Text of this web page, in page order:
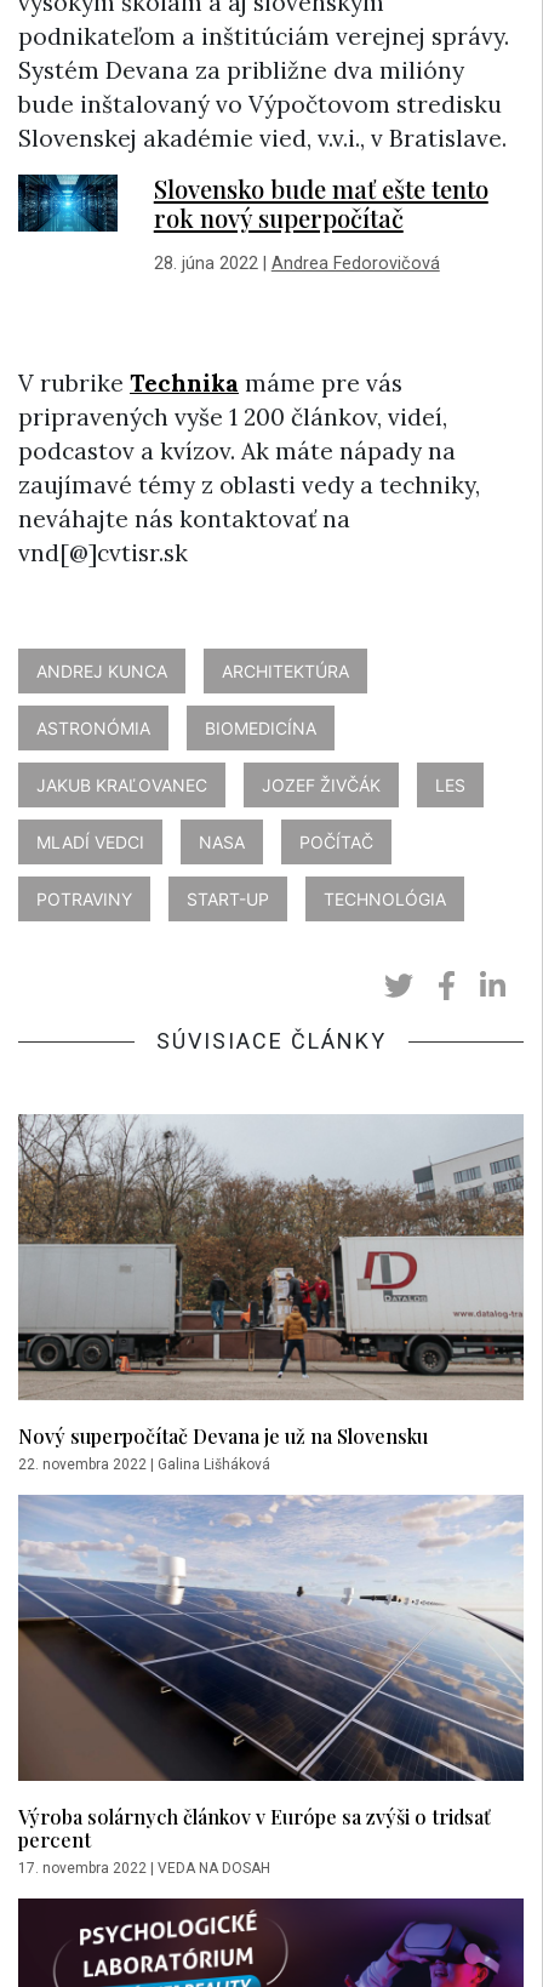
podnikateľom a inštitúciám verejnej správy.
Systém Devana za približne dva milióny
bude inštalovaný vo Výpočtovom stredisku
Slovenskej akadémie vied, v.v.i., v Bratislave.
Slovensko bude mať ešte tento
rok nový superpočítač
28. júna 2022| Andrea Fedorovičová
V rubrike Technika máme pre vás
pripravených vyše 1 200 článkov, videí,
podcastov a kvízov. Ak máte nápady na
zaujímavé témy z oblasti vedy a techniky,
neváhajte nás kontaktovať na
vnd[@]cvtisr.sk
ANDREJ KUNCA ARCHITEKTÚRA
ASTRONÓMIA BIOMEDICÍNA
JAKUB KRAĽOVANEC JOZEF ŽIVČÁK LES
MLADÍ VEDCI NASA POČÍTAČ
POTRAVINY START-UP TECHNOLÓGIA
SÚVISIACE ČLÁNKY
Nový superpočítač Devana je už na Slovensku
22. novembra 2022 | Galina Lišháková
Výroba solárnych článkov v Európe sa zvýši o tridsať
percent
17. novembra 2022 VEDA NA DOSAH